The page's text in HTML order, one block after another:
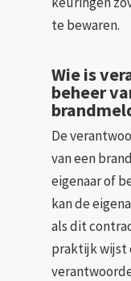
te bewaren.
Wie is
beheer
De
van een
eigenaar of
kan de
als dit
praktijk wijst